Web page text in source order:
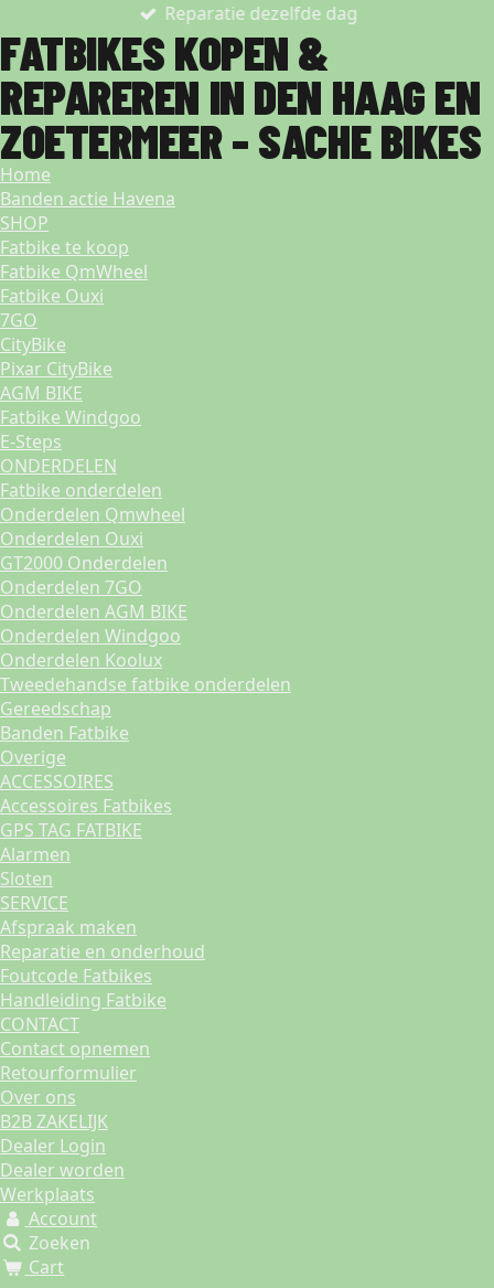
Reparatie dezelfde dag
FATBIKES KOPEN &
REPAREREN IN DEN HAAG EN
ZOETERMEER - SACHE BIKES
Home
Banden actie Havena
SHOP
Fatbike te koop
Fatbike QmWheel
Fatbike Ouxi
7GO
CityBike
Pixar CityBike
AGM BIKE
Fatbike Windgoo
E-Steps
ONDERDELEN
Fatbike onderdelen
Onderdelen Qmwheel
Onderdelen Ouxi
GT2000 Onderdelen
Onderdelen 7GO
Onderdelen AGM BIKE
Onderdelen Windgoo
Onderdelen Koolux
Tweedehandse fatbike onderdelen
Gereedschap
Banden Fatbike
Overige
ACCESSOIRES
Accessoires Fatbikes
GPS TAG FATBIKE
Alarmen
Sloten
SERVICE
Afspraak maken
Reparatie en onderhoud
Foutcode Fatbikes
Handleiding Fatbike
CONTACT
Contact opnemen
Retourformulier
Over ons
B2B ZAKELIJK
Dealer Login
Dealer worden
Werkplaats
Account
Zoeken
Cart